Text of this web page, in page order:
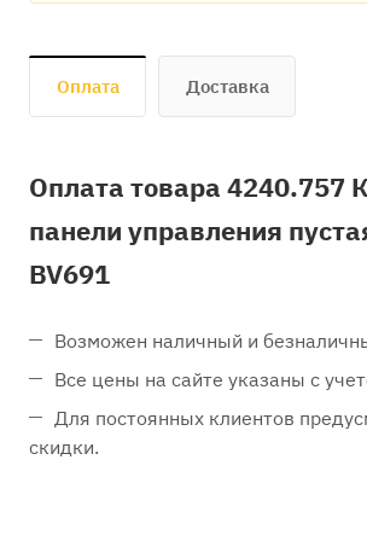
Оплата Доставка
Оплата товара 4240.757
панели управления
BV691
Возможен наличный и
Все цены на сайте указаны с
Для постоянных клиентов
скидки.